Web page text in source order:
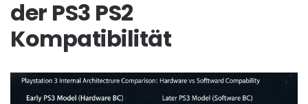
der PS3 PS2
Kompatibilität